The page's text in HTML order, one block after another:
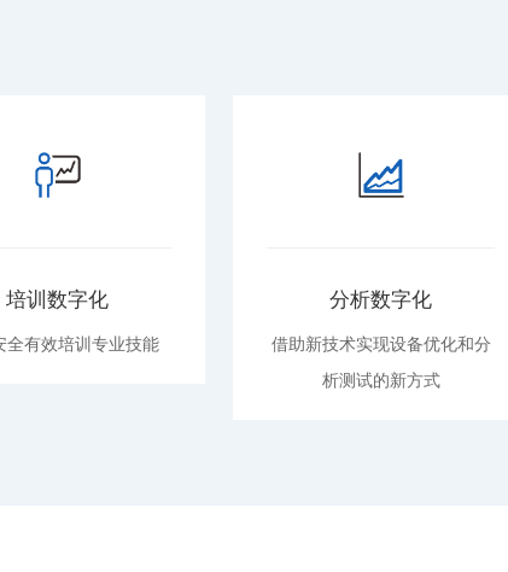
培训数字化
全有效培训专业技能
分析数字化
借助新技术实现设备优化和分
析测试的新方式